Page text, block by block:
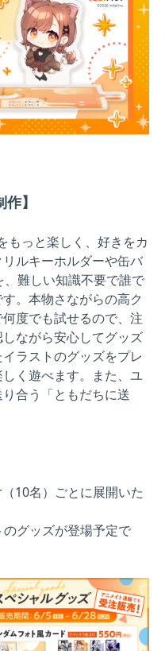
】
もっと楽しく、好きをカ
ルキーホルダーや缶バ
難しい知識不要で誰で
。本物さながらの高ク
度でも試せるので、注
ながら安心してグッズ
ラストのグッズをプレ
く遊べます。また、ユ
合う「ともだちに送
10名）ごとに展開いた
グッズが登場予定で